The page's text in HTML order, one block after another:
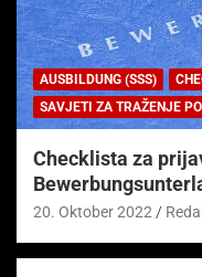
AUSBILDUNG (SSS)
SAVJETI ZA TRAŽENJE
Checklista za
20. Oktober 2022